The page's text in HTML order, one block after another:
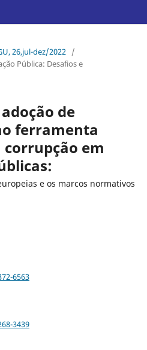
26,jul-dez/2022 /
Pública: Desafios e
de
ferramenta
em
e os marcos normativos
6563
3439